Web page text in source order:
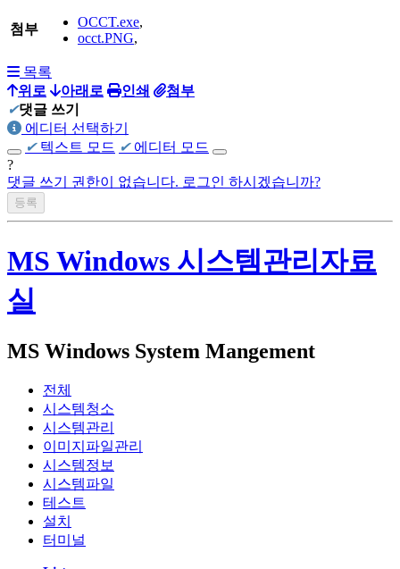
첨부 OCCT.exe,
occt.PNG,
목록
위로
아래로 인쇄
첨부
✔댓글 쓰기
에디터 선택하기
✔ 텍스트 모드 ✔ 에디터 모드
?
댓글 쓰기 권한이 없습니다. 로그인 하시겠습니까?
MS Windows 시스템관리자료
실
MS Windows System Mangement
전체
시스템청소
시스템관리
이미지파일관리
시스템정보
시스템파일
테스트
설치
터미널